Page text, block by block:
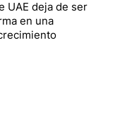
UAE deja de ser
en una